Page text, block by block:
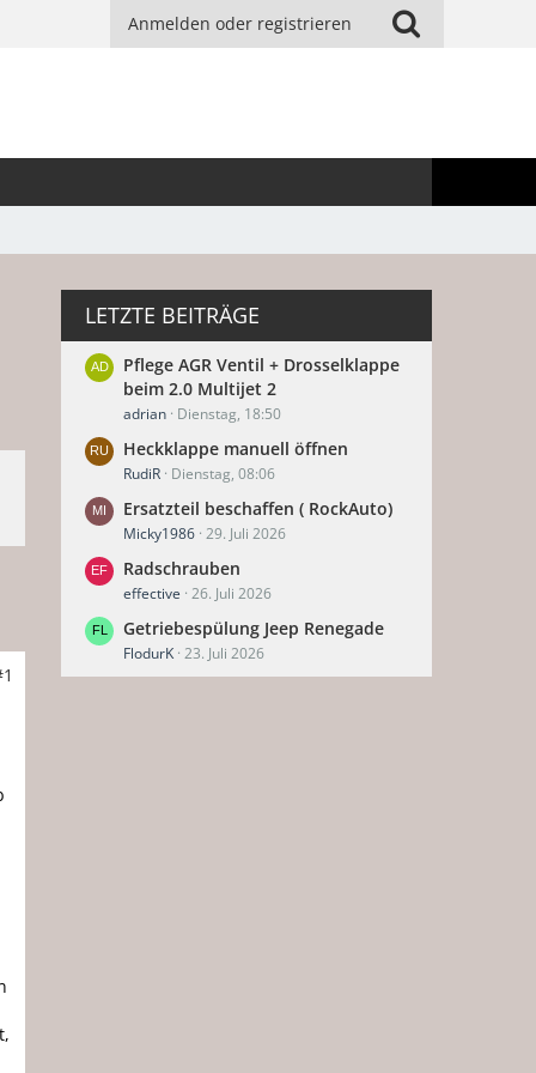
Anmelden oder registrieren
LETZTE BEITRÄGE
Pflege AGR Ventil + Drosselklappe
beim 2.0 Multijet 2
adrian Dienstag, 18:50
Heckklappe manuell öffnen
RudiR Dienstag, 08:06
Ersatzteil beschaffen ( RockAuto)
Micky1986 29. Juli 2026
Radschrauben
effective 26. Juli 2026
Getriebespülung Jeep Renegade
FlodurK 23. Juli 2026